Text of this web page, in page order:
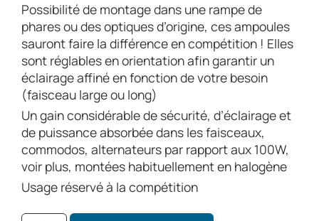
Possibilité de montage dans une rampe de
phares ou des optiques d’origine, ces ampoules
sauront faire la différence en compétition ! Elles
sont réglables en orientation afin garantir un
éclairage affiné en fonction de votre besoin
(faisceau large ou long)
Un gain considérable de sécurité, d’éclairage et
de puissance absorbée dans les faisceaux,
commodos, alternateurs par rapport aux 100W,
voir plus, montées habituellement en halogène
Usage réservé à la compétition